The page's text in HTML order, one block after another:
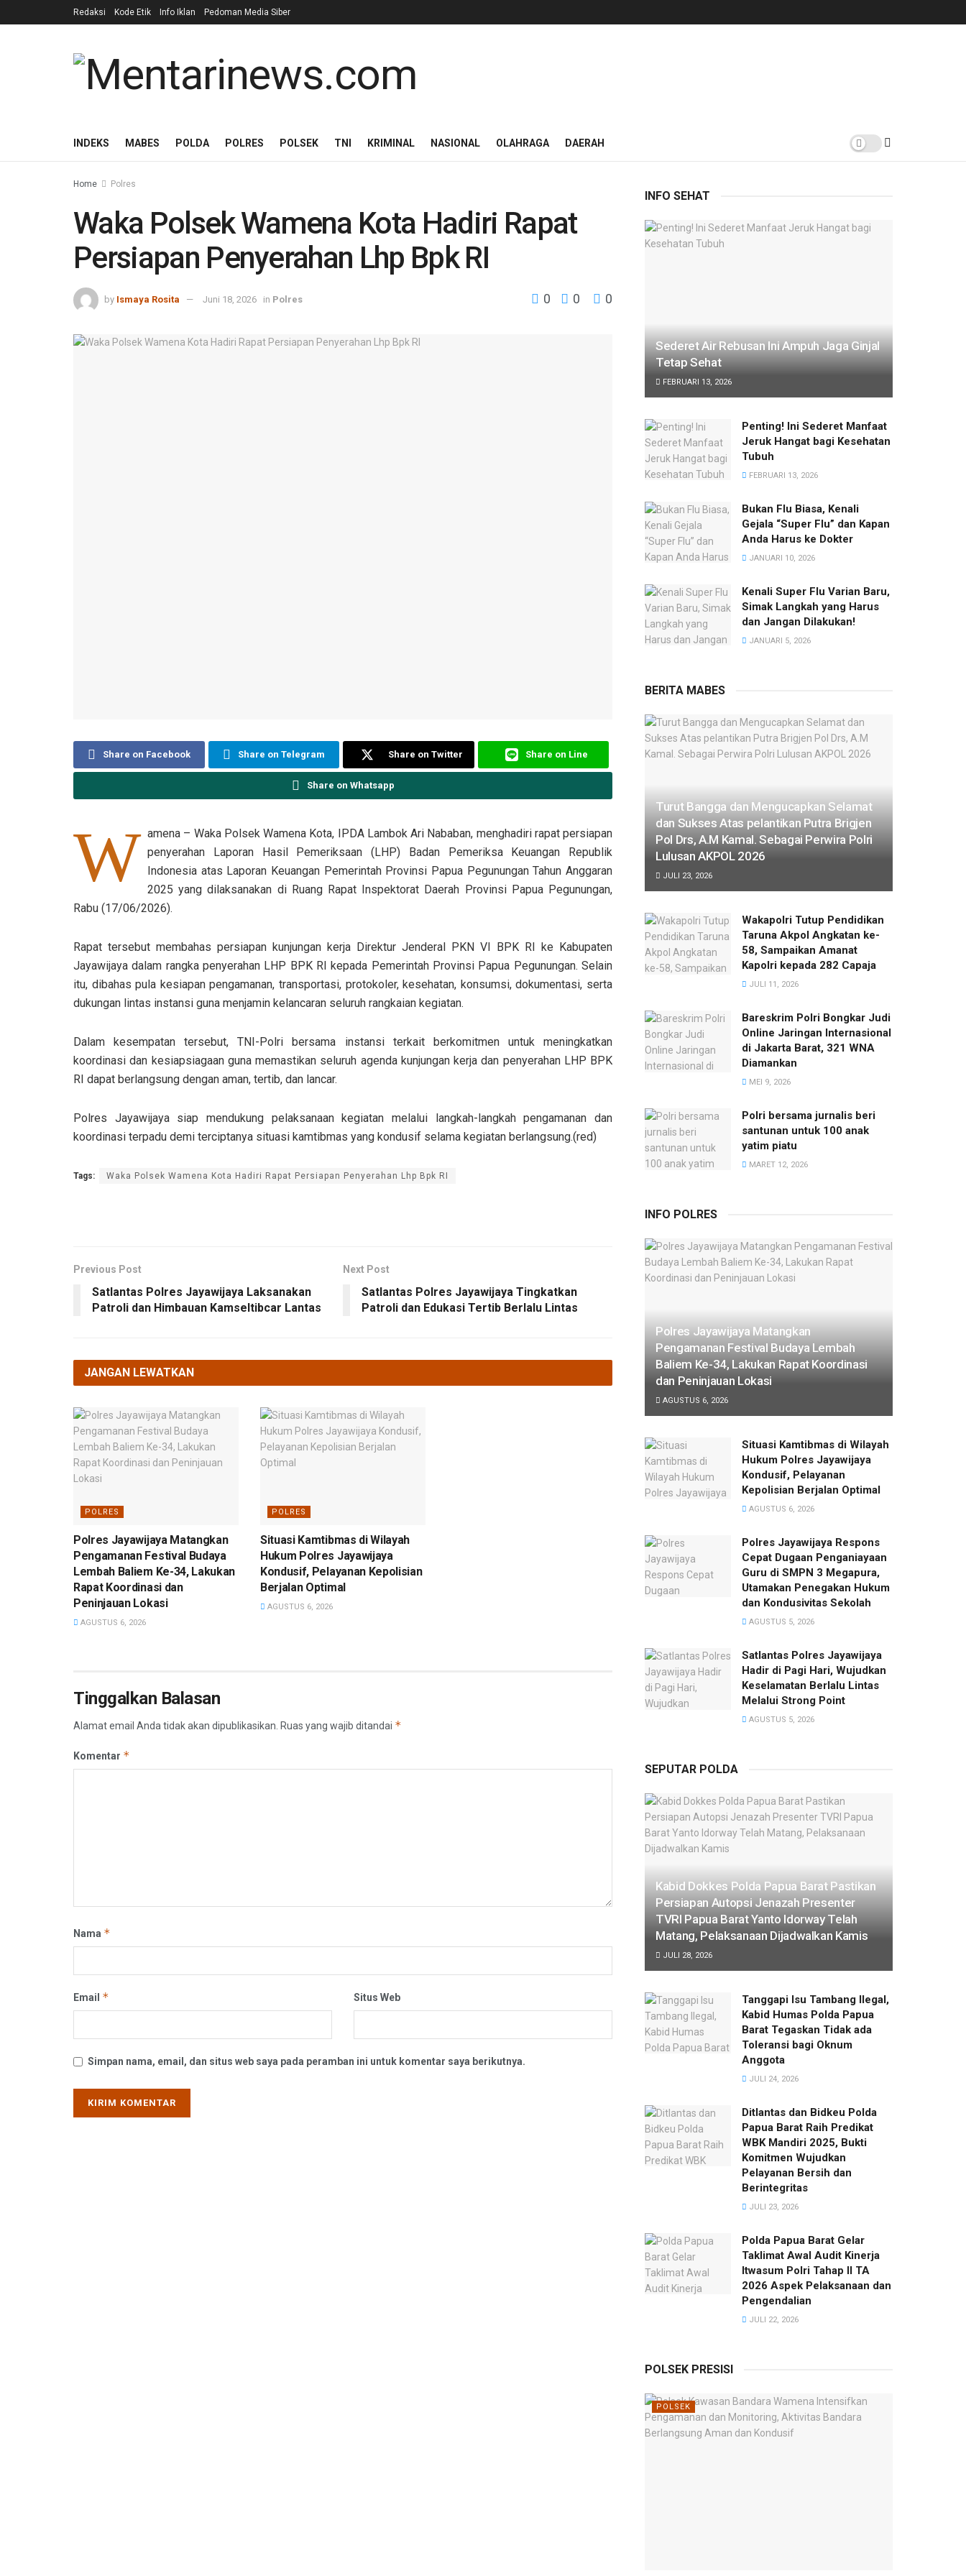
Redaksi Kode Etik Info Iklan Pedoman Media Siber
INDEKS MABES POLDA POLRES POLSEK TNI KRIMINAL NASIONAL OLAHRAGA DAERAH
Home Polres
Waka Polsek Wamena Kota Hadiri Rapat
Persiapan Penyerahan Lhp Bpk RI
by Ismaya Rosita Juni 18, 2026 in Polres 0 0 0
Share on Facebook Share on Telegram Share on Twitter Share on Line
Share on Whatsapp
W amena – Waka Polsek Wamena Kota, IPDA Lambok Ari Nababan, menghadiri rapat persiapan
penyerahan Laporan Hasil Pemeriksaan (LHP) Badan Pemeriksa Keuangan Republik
Indonesia atas Laporan Keuangan Pemerintah Provinsi Papua Pegunungan Tahun Anggaran
2025 yang dilaksanakan di Ruang Rapat Inspektorat Daerah Provinsi Papua Pegunungan,
Rabu (17/06/2026).
Rapat tersebut membahas persiapan kunjungan kerja Direktur Jenderal PKN VI BPK RI ke Kabupaten
Jayawijaya dalam rangka penyerahan LHP BPK RI kepada Pemerintah Provinsi Papua Pegunungan. Selain
itu, dibahas pula kesiapan pengamanan, transportasi, protokoler, kesehatan, konsumsi, dokumentasi, serta
dukungan lintas instansi guna menjamin kelancaran seluruh rangkaian kegiatan.
Dalam kesempatan tersebut, TNI-Polri bersama instansi terkait berkomitmen untuk meningkatkan
koordinasi dan kesiapsiagaan guna memastikan seluruh agenda kunjungan kerja dan penyerahan LHP BPK
RI dapat berlangsung dengan aman, tertib, dan lancar.
Polres Jayawijaya siap mendukung pelaksanaan kegiatan melalui langkah-langkah pengamanan dan
koordinasi terpadu demi terciptanya situasi kamtibmas yang kondusif selama kegiatan berlangsung.(red)
Tags: Waka Polsek Wamena Kota Hadiri Rapat Persiapan Penyerahan Lhp Bpk RI
Previous Post
Satlantas Polres Jayawijaya Laksanakan
Patroli dan Himbauan Kamseltibcar Lantas
Next Post
Satlantas Polres Jayawijaya Tingkatkan
Patroli dan Edukasi Tertib Berlalu Lintas
JANGAN LEWATKAN
POLRES
Polres Jayawijaya Matangkan
Pengamanan Festival Budaya
Lembah Baliem Ke-34, Lakukan
Rapat Koordinasi dan
Peninjauan Lokasi
AGUSTUS 6, 2026
POLRES
Situasi Kamtibmas di Wilayah
Hukum Polres Jayawijaya
Kondusif, Pelayanan Kepolisian
Berjalan Optimal
AGUSTUS 6, 2026
Tinggalkan Balasan
Alamat email Anda tidak akan dipublikasikan. Ruas yang wajib ditandai *
Komentar *
Nama *
Email * Situs Web
Simpan nama, email, dan situs web saya pada peramban ini untuk komentar saya berikutnya.
INFO SEHAT
Sederet Air Rebusan Ini Ampuh Jaga Ginjal
Tetap Sehat
FEBRUARI 13, 2026
Penting! Ini Sederet Manfaat
Jeruk Hangat bagi Kesehatan
Tubuh
FEBRUARI 13, 2026
Bukan Flu Biasa, Kenali
Gejala “Super Flu” dan Kapan
Anda Harus ke Dokter
JANUARI 10, 2026
Kenali Super Flu Varian Baru,
Simak Langkah yang Harus
dan Jangan Dilakukan!
JANUARI 5, 2026
BERITA MABES
Turut Bangga dan Mengucapkan Selamat
dan Sukses Atas pelantikan Putra Brigjen
Pol Drs, A.M Kamal. Sebagai Perwira Polri
Lulusan AKPOL 2026
JULI 23, 2026
Wakapolri Tutup Pendidikan
Taruna Akpol Angkatan ke-
58, Sampaikan Amanat
Kapolri kepada 282 Capaja
JULI 11, 2026
Bareskrim Polri Bongkar Judi
Online Jaringan Internasional
di Jakarta Barat, 321 WNA
Diamankan
MEI 9, 2026
Polri bersama jurnalis beri
santunan untuk 100 anak
yatim piatu
MARET 12, 2026
INFO POLRES
Polres Jayawijaya Matangkan
Pengamanan Festival Budaya Lembah
Baliem Ke-34, Lakukan Rapat Koordinasi
dan Peninjauan Lokasi
AGUSTUS 6, 2026
Situasi Kamtibmas di Wilayah
Hukum Polres Jayawijaya
Kondusif, Pelayanan
Kepolisian Berjalan Optimal
AGUSTUS 6, 2026
Polres Jayawijaya Respons
Cepat Dugaan Penganiayaan
Guru di SMPN 3 Megapura,
Utamakan Penegakan Hukum
dan Kondusivitas Sekolah
AGUSTUS 5, 2026
Satlantas Polres Jayawijaya
Hadir di Pagi Hari, Wujudkan
Keselamatan Berlalu Lintas
Melalui Strong Point
AGUSTUS 5, 2026
SEPUTAR POLDA
Kabid Dokkes Polda Papua Barat Pastikan
Persiapan Autopsi Jenazah Presenter
TVRI Papua Barat Yanto Idorway Telah
Matang, Pelaksanaan Dijadwalkan Kamis
JULI 28, 2026
Tanggapi Isu Tambang Ilegal,
Kabid Humas Polda Papua
Barat Tegaskan Tidak ada
Toleransi bagi Oknum
Anggota
JULI 24, 2026
Ditlantas dan Bidkeu Polda
Papua Barat Raih Predikat
WBK Mandiri 2025, Bukti
Komitmen Wujudkan
Pelayanan Bersih dan
Berintegritas
JULI 23, 2026
Polda Papua Barat Gelar
Taklimat Awal Audit Kinerja
Itwasum Polri Tahap II TA
2026 Aspek Pelaksanaan dan
Pengendalian
JULI 22, 2026
POLSEK PRESISI
POLSEK